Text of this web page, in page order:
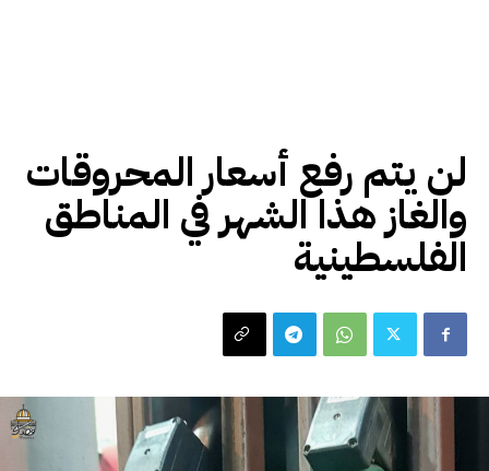
لن يتم رفع أسعار المحروقات
والغاز هذا الشهر في المناطق
الفلسطينية